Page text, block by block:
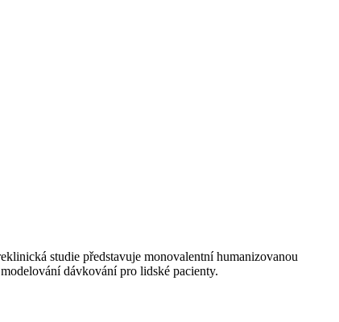
studie představuje monovalentní humanizovanou
dávkování pro lidské pacienty.